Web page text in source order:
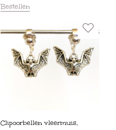
Bestellen
Clipoorbellen vleermuis,